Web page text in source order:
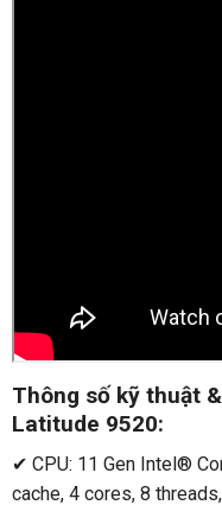
Thông số kỹ thuật
Latitude 9520:
✔ CPU: 11 Gen Intel®
cache, 4 cores, 8